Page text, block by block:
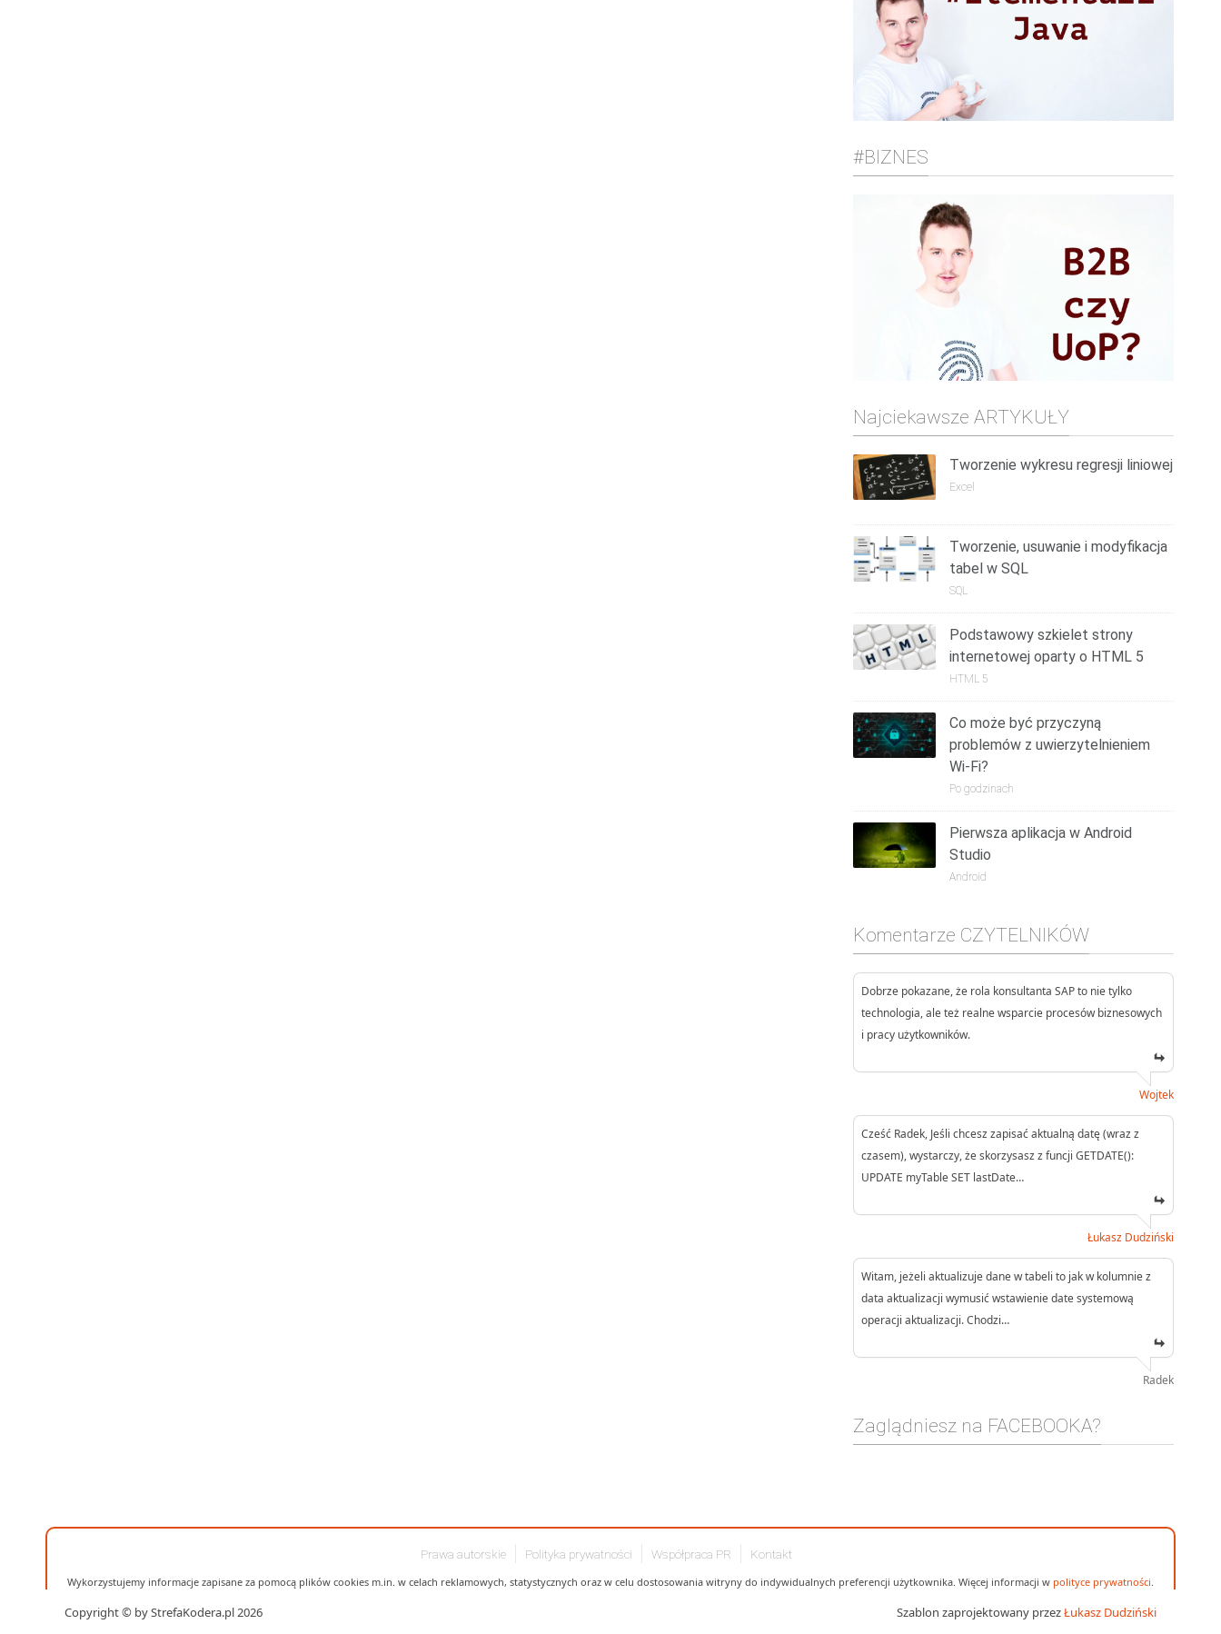
#BIZNES
Najciekawsze ARTYKUŁY
Tworzenie wykresu regresji liniowej
Excel
Tworzenie, usuwanie i modyfikacja
tabel w SQL
SQL
Podstawowy szkielet strony
internetowej oparty o HTML 5
HTML 5
Co może być przyczyną
problemów z uwierzytelnieniem
Wi-Fi?
Po godzinach
Pierwsza aplikacja w Android
Studio
Android
Komentarze CZYTELNIKÓW
Dobrze pokazane, że rola konsultanta SAP to nie tylko
technologia, ale też realne wsparcie procesów biznesowych
i pracy użytkowników.
Wojtek
Cześć Radek, Jeśli chcesz zapisać aktualną datę (wraz z
czasem), wystarczy, że skorzysasz z funcji GETDATE():
UPDATE myTable SET lastDate…
Łukasz Dudziński
Witam, jeżeli aktualizuje dane w tabeli to jak w kolumnie z
data aktualizacji wymusić wstawienie date systemową
operacji aktualizacji. Chodzi…
Radek
Zaglądniesz na FACEBOOKA?
Prawa autorskie Polityka prywatności Współpraca PR Kontakt
Wykorzystujemy informacje zapisane za pomocą plików cookies m.in. w celach reklamowych, statystycznych oraz w celu dostosowania witryny do indywidualnych preferencji użytkownika. Więcej informacji w polityce prywatności
Copyright © by StrefaKodera.pl 2026 Szablon zaprojektowany przezŁukasz Dudziński